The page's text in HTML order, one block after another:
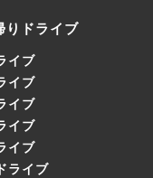
りドライブ
イブ
イブ
イブ
イブ
イブ
ライブ